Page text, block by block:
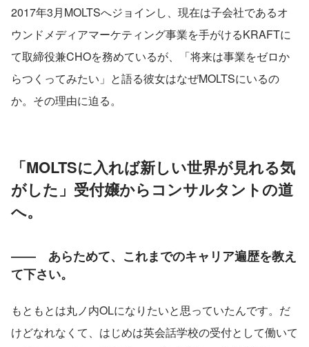
2017年3月MOLTSへジョインし、現在は子会社であるオ
ウンドメディアマーケティング事業を手がけるKRAFTに
て取締役兼CHOを務めているが、「将来は事業をゼロか
らつくってみたい」と語る彼女はなぜMOLTSにいるの
か。その理由に迫る。
「MOLTSに入れば新しい世界が見れる気
がした」受付嬢からコンサルタントの道
へ。
――　あらためて、これまでのキャリア遍歴を教え
て下さい。
もともとは丸ノ内OLになりたいと思っていたんです。だ
けどなれなくて、はじめは英会話学校の受付として働いて